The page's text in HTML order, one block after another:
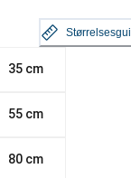
35 cm
55 cm
80 cm